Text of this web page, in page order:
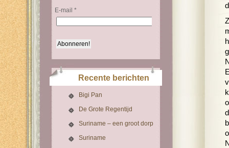
E-mail *
Recente berichten
Bigi Pan
De Grote Regentijd
Suriname – een groot dorp
Suriname